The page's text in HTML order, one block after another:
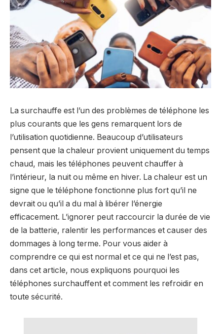
La surchauffe est l’un des problèmes de téléphone les
plus courants que les gens remarquent lors de
l’utilisation quotidienne. Beaucoup d’utilisateurs
pensent que la chaleur provient uniquement du temps
chaud, mais les téléphones peuvent chauffer à
l’intérieur, la nuit ou même en hiver. La chaleur est un
signe que le téléphone fonctionne plus fort qu’il ne
devrait ou qu’il a du mal à libérer l’énergie
efficacement. L’ignorer peut raccourcir la durée de vie
de la batterie, ralentir les performances et causer des
dommages à long terme. Pour vous aider à
comprendre ce qui est normal et ce qui ne l’est pas,
dans cet article, nous expliquons pourquoi les
téléphones surchauffent et comment les refroidir en
toute sécurité.